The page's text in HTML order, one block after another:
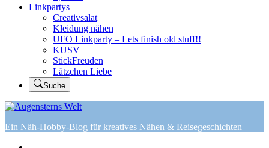
Linkpartys
Creativsalat
Kleidung nähen
UFO Linkparty – Lets finish old stuff!!
KUSV
StickFreuden
Lätzchen Liebe
Suche
Ein Näh-Hobby-Blog für kreatives Nähen & Reisegeschichten